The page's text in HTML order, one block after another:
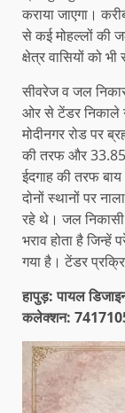
कराया जाएगा।
से कई मोहल्लों की
क्षेत्र वासियों को भी
सीवरेज व जल
ओर से टेंडर निकाले
मोदीनगर रोड पर
की तरफ और 33.85
ईदगाह की तरफ
दोनों स्थानों पर
रहे थे। जल
भराव होता है जिन्हें
गया है। टेंडर
हापुड़: पायल
कलेक्शन: